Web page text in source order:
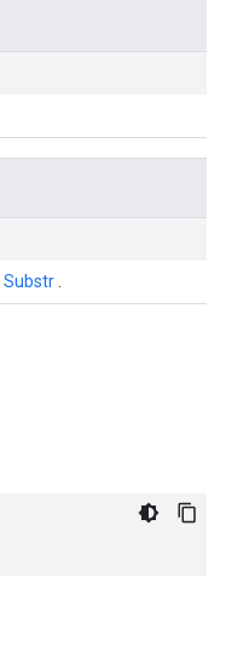
Substr